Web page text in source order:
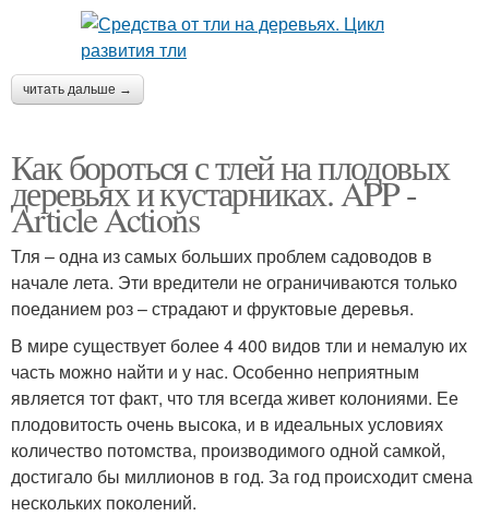
читать дальше →
Как бороться с тлей на плодовых
деревьях и кустарниках. APP -
Article Actions
Тля – одна из самых больших проблем садоводов в
начале лета. Эти вредители не ограничиваются только
поеданием роз – страдают и фруктовые деревья.
В мире существует более 4 400 видов тли и немалую их
часть можно найти и у нас. Особенно неприятным
является тот факт, что тля всегда живет колониями. Ее
плодовитость очень высока, и в идеальных условиях
количество потомства, производимого одной самкой,
достигало бы миллионов в год. За год происходит смена
нескольких поколений.